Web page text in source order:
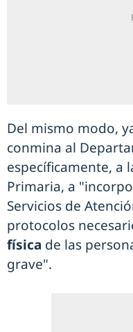
Del mismo modo,
conmina al
específicamente, a
Primaria, a
Servicios de
protocolos
física de las
grave".